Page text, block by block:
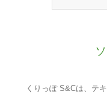
くりっぽ S&Cは、テ